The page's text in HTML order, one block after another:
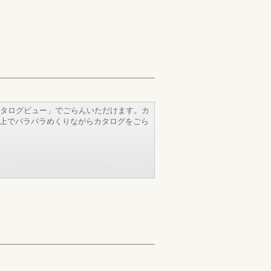
ログビュー」でごらんいただけます。カ
でパラパラめくりながらカタログをごら